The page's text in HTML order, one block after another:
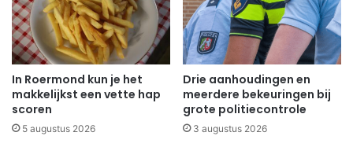
In Roermond kun je het
makkelijkst een vette hap
scoren
5 augustus 2026
Drie aanhoudingen en
meerdere bekeuringen bij
grote politiecontrole
3 augustus 2026